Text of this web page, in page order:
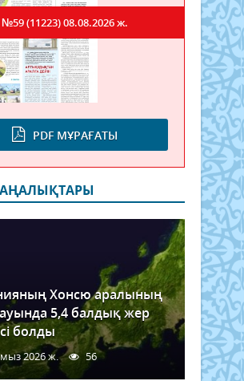
PDF МҰРАҒАТЫ
№59 (11223)08.08.2026 ж.
Хонсю аралының
5,4 балдық жер
болды
2026 ж. 56